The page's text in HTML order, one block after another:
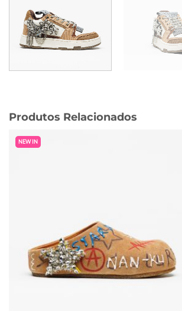
Produtos Relacionados
NEW IN